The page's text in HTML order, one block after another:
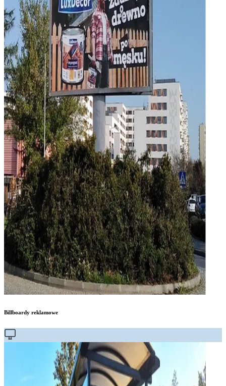
Billboardy reklamowe